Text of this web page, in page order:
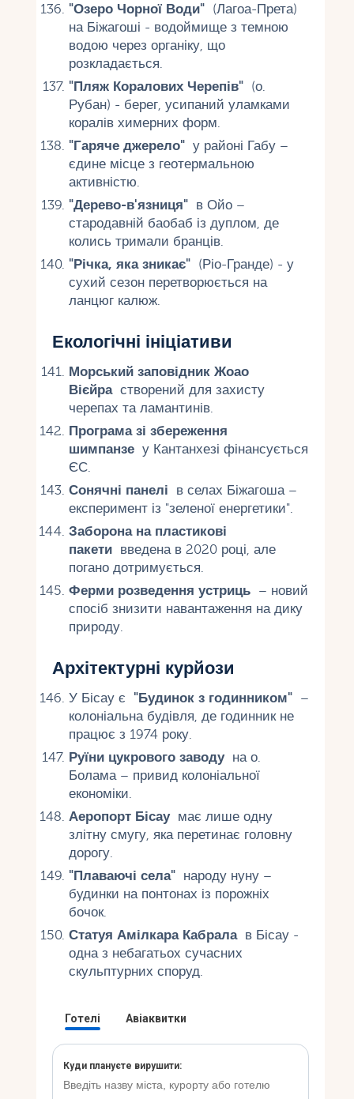
"Озеро Чорної Води"(Лагоа-Прета)
на Біжагоші - водоймище з темною
водою через органіку, що
розкладається.
"Пляж Коралових Черепів"(о.
Рубан) - берег, усипаний уламками
коралів химерних форм.
"Гаряче джерело"у районі Габу –
єдине місце з геотермальною
активністю.
"Дерево-в'язниця"в Ойо –
стародавній баобаб із дуплом, де
колись тримали бранців.
"Річка, яка зникає"(Ріо-Гранде) - у
сухий сезон перетворюється на
ланцюг калюж.
Екологічні ініціативи
Морський заповідник Жоао
Вієйрастворений для захисту
черепах та ламантинів.
Програма зі збереження
шимпанзеу Кантанхезі фінансується
ЄС.
Сонячні панелі в селах Біжагоша –
експеримент із "зеленої енергетики".
Заборона на пластикові
пакетивведена в 2020 році, але
погано дотримується.
Ферми розведення устриць– новий
спосіб знизити навантаження на дику
природу.
Архітектурні курйози
У Бісау є "Будинок з годинником"–
колоніальна будівля, де годинник не
працює з 1974 року.
Руїни цукрового заводуна о.
Болама – привид колоніальної
економіки.
Аеропорт Бісаумає лише одну
злітну смугу, яка перетинає головну
дорогу.
"Плаваючі села"народу нуну –
будинки на понтонах із порожніх
бочок.
Статуя Амілкара Кабралав Бісау -
одна з небагатьох сучасних
скульптурних споруд.